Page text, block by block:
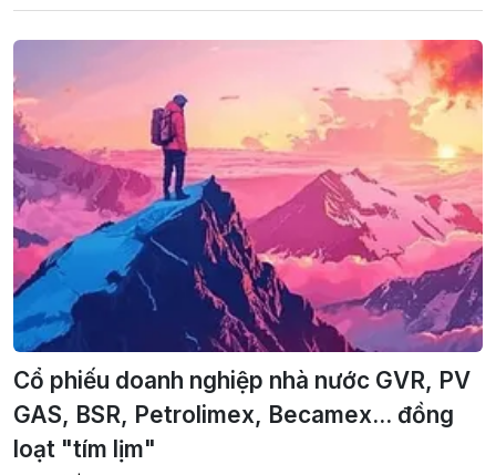
Cổ phiếu doanh nghiệp nhà nước GVR, PV
GAS, BSR, Petrolimex, Becamex... đồng
loạt "tím lịm"